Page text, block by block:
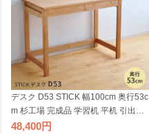
デスク D53 STICK 幅100cm 奥行53c
m 杉工場 完成品 学習机 平机 引出し
付き 国産 日本製 低ホルム アルダー
48,400